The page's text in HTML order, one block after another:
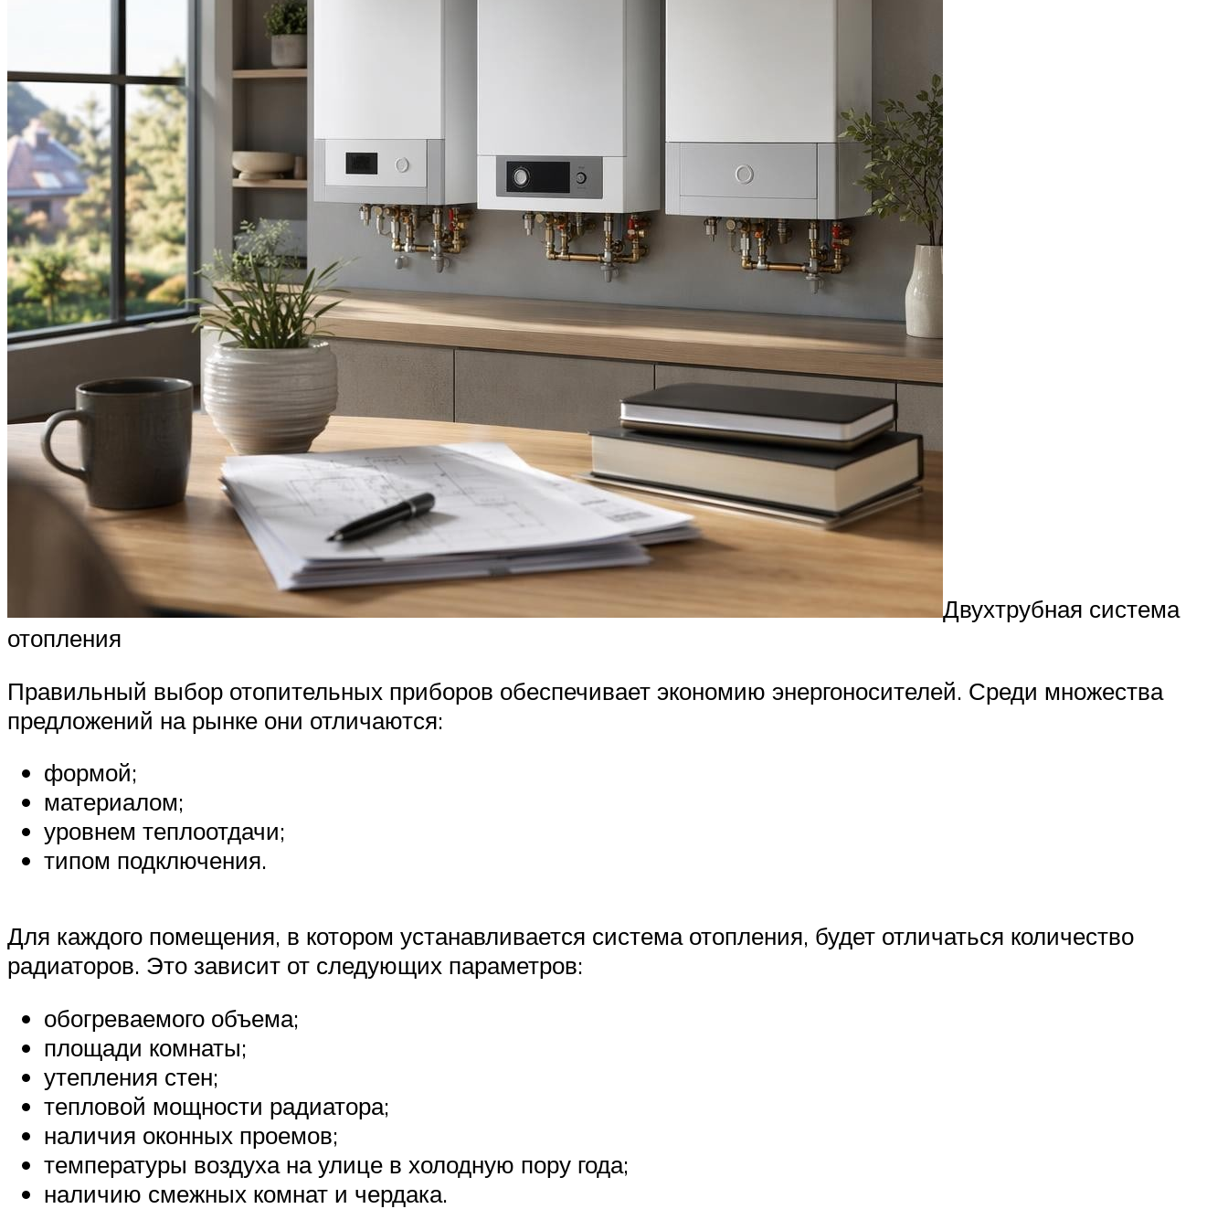
Двухтрубная система
отопления
Правильный выбор отопительных приборов обеспечивает экономию энергоносителей. Среди множества
предложений на рынке они отличаются:
формой;
материалом;
уровнем теплоотдачи;
типом подключения.
Для каждого помещения, в котором устанавливается система отопления, будет отличаться количество
радиаторов. Это зависит от следующих параметров:
обогреваемого объема;
площади комнаты;
утепления стен;
тепловой мощности радиатора;
наличия оконных проемов;
температуры воздуха на улице в холодную пору года;
наличию смежных комнат и чердака.